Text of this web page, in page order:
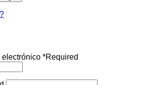
electrónico *Required